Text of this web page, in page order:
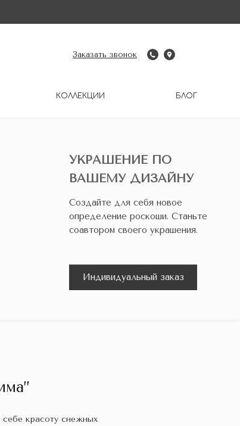
БЛОГ
КОЛЛЕКЦИИ
Заказать звонок
УКРАШЕНИЕ ПО
ВАШЕМУ ДИЗАЙНУ
Создайте для себя новое
определение роскоши. Станьте
соавтором своего украшения.
Индивидуальный заказ
красоту снежных